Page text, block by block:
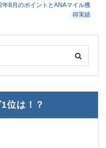
年8月のポイントとANAマイル獲
得実績
位は！？